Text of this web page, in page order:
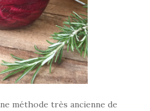
méthode très ancienne de